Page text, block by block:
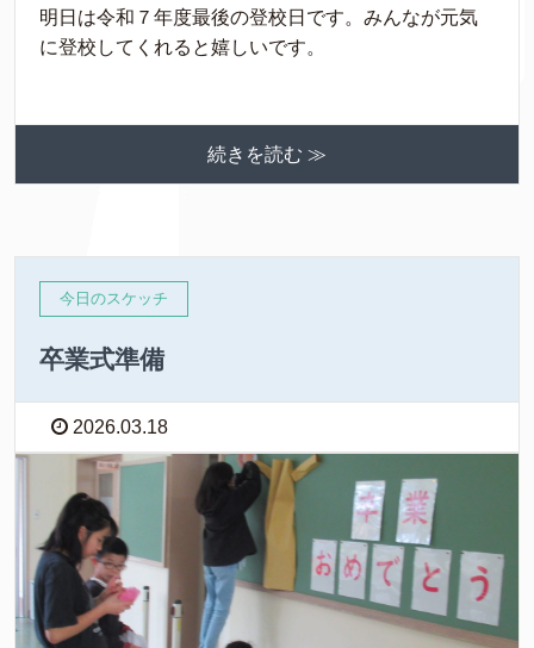
明日は令和７年度最後の登校日です。みんなが元気
に登校してくれると嬉しいです。
続きを読む ≫
今日のスケッチ
卒業式準備
2026.03.18